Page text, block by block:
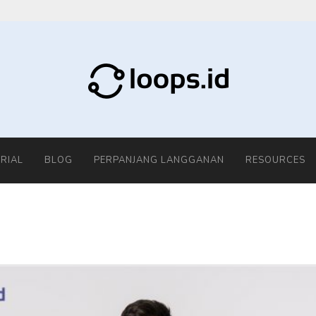
BLOG PERPANJANG LANGGANAN RESOURCES